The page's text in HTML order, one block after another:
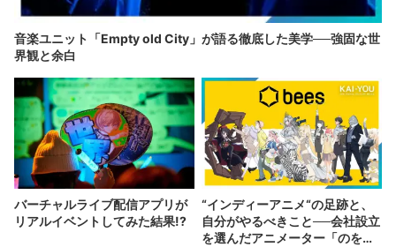
音楽ユニット「Empty old City」が語る徹底した美学──強固な世
界観と余白
バーチャルライブ配信アプリが
リアルイベントしてみた結果!?
“インディーアニメ“の足跡と、
自分がやるべきこと──会社設立
を選んだアニメーター「のを